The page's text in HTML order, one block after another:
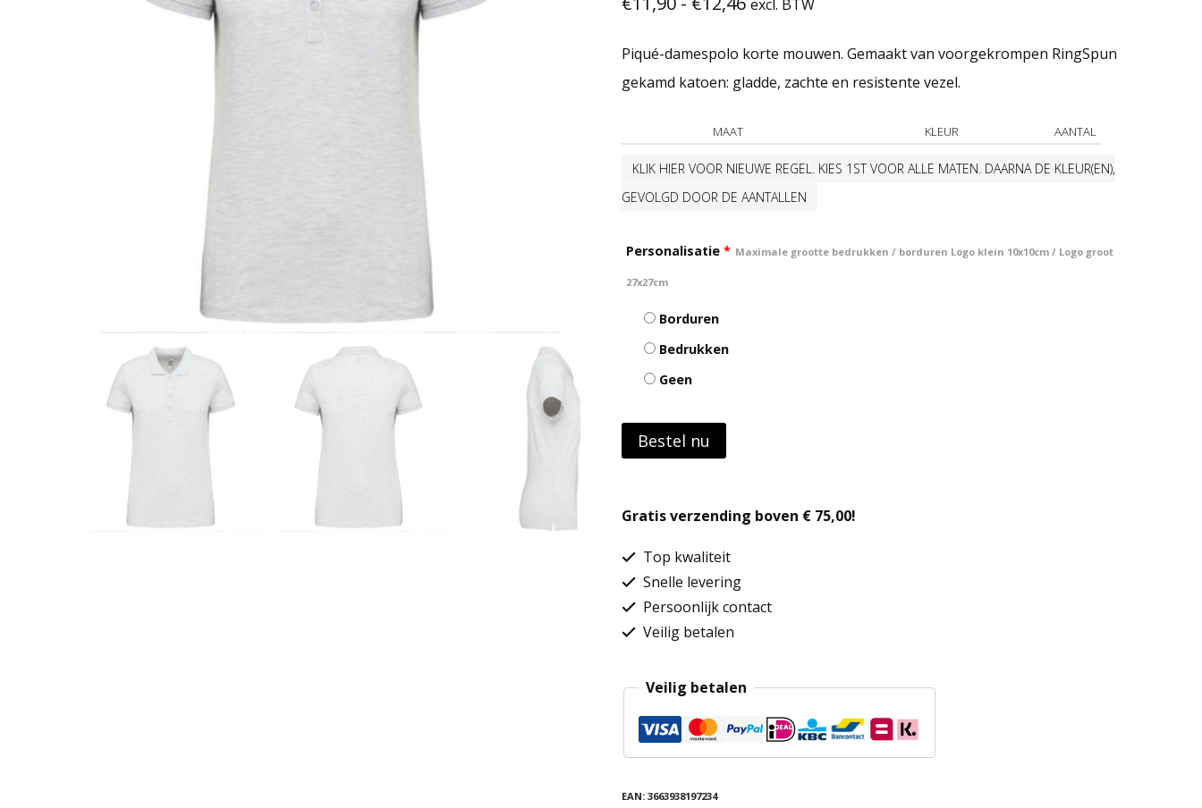
tot
excl. BTW
Piqué-damespolo korte mouwen. Gemaakt van voorgekrompen RingSpun
gekamd katoen: gladde, zachte en resistente vezel.
MAAT KLEUR AANTAL
KLIK HIER VOOR NIEUWE REGEL. KIES 1ST VOOR ALLE MATEN. DAARNA DE KLEUR(EN),
GEVOLGD DOOR DE AANTALLEN
Personalisatie * Maximale grootte bedrukken / borduren Logo klein 10x10cm / Logo groot
27x27cm
Borduren
Bedrukken
Geen
Bestel nu
Gratis verzending boven € 75,00!
Top kwaliteit
Snelle levering
Persoonlijk contact
Veilig betalen
Veilig betalen
EAN:3663938197234